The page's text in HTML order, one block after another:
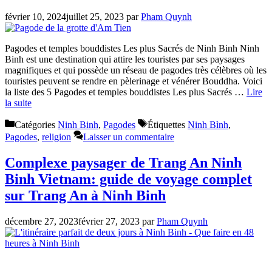
février 10, 2024juillet 25, 2023 parPham Quynh
Pagodes et temples bouddistes Les plus Sacrés de Ninh Binh Ninh
Binh est une destination qui attire les touristes par ses paysages
magnifiques et qui possède un réseau de pagodes très célèbres où les
touristes peuvent se rendre en pèlerinage et vénérer Bouddha. Voici
la liste des 5 Pagodes et temples bouddistes Les plus Sacrés … Lire
la suite
Catégories Ninh Binh, Pagodes Étiquettes Ninh Bình,
Pagodes, religion Laisser un commentaire
Complexe paysager de Trang An Ninh
Binh Vietnam: guide de voyage complet
sur Trang An à Ninh Binh
décembre 27, 2023février 27, 2023 parPham Quynh